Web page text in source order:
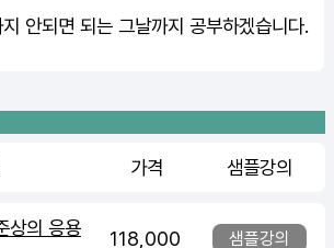
안되면 되는 그날까지 공부하겠습니다.
가격 샘플강의
상의 응용
118,000 샘플강의